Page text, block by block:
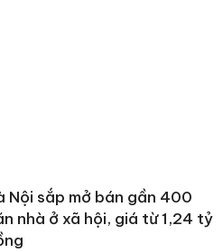
Nội sắp mở bán gần 400
nhà ở xã hội, giá từ 1,24 tỷ